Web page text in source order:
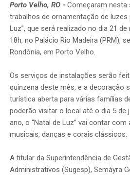
Porto Velho, RO - Começaram nesta
trabalhos de ornamentação de luzes
Luz”, que será realizado no dia 21
18h, no Palácio Rio Madeira (PRM),
Rondônia, em Porto Velho.
Os serviços de instalações serão
quinzena deste mês, e a decoração
turística aberta para várias famílias
poderão visitar o local até o dia 5 de
ano, o “Natal de Luz” vai contar
musicais, danças e corais clássicos.
A titular da Superintendência de
Administrativos (Sugesp), Semáyra